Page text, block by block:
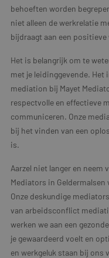
behoeften worden
niet alleen de werkrelatie
bijdraagt aan een
Het is belangrijk om te
met je leidinggevende. Het
mediation bij Mayet
respectvolle en effectieve
communiceren. Onze
bij het vinden van een
is.
Aarzel niet langer en neem
Mediators in
Onze deskundige
van arbeidsconflict
werken we aan een
je gewaardeerd voelt en
en werkgeluk staan bij ons